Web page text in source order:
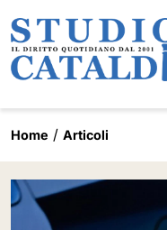
Home Articoli